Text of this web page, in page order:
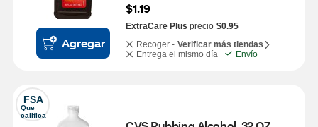
Agregar
$1.19
ExtraCare Plus precio $0.95
Recoger - Verificar más tiendas
Entrega el mismo día
Envío
FSA
Que
califica